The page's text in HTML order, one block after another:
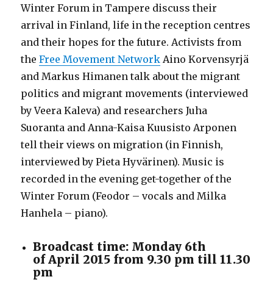
Winter Forum in Tampere discuss their
arrival in Finland, life in the reception centres
and their hopes for the future. Activists from
theFree Movement Network Aino Korvensyrjä
and Markus Himanen talk about the migrant
politics and migrant movements (interviewed
by Veera Kaleva) and researchers Juha
Suoranta and Anna-Kaisa Kuusisto Arponen
tell their views on migration (in Finnish,
interviewed by Pieta Hyvärinen). Music is
recorded in the evening get-together of the
Winter Forum (Feodor – vocals and Milka
Hanhela – piano).
Broadcast time: Monday 6th
of April 2015 from 9.30 pm till 11.30
pm